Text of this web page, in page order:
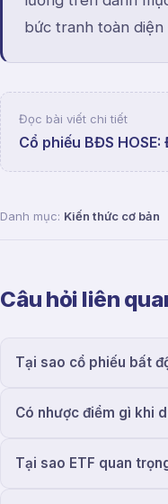
bức tranh toàn
Đọc bài viết chi tiết
Cổ phiếu BĐS
Danh mục: Kiến thức cơ bản
Câu hỏi liên
Tại sao cổ phiếu bất
Có nhược điểm gì khi
Tại sao ETF quan